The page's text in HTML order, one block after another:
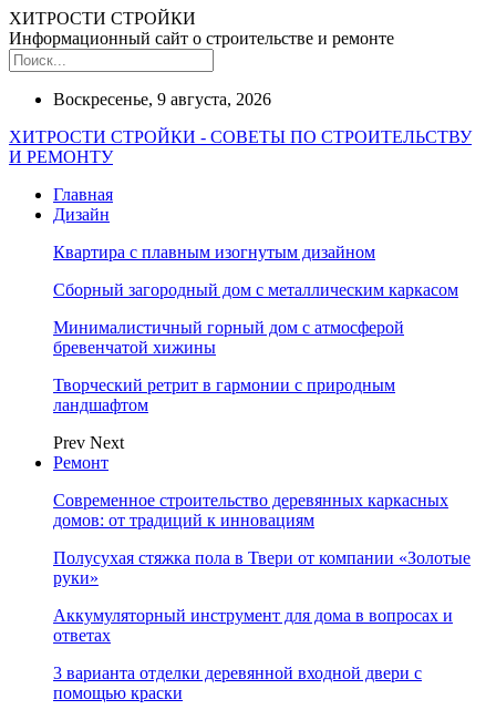
ХИТРОСТИ СТРОЙКИ
Информационный сайт о строительстве и ремонте
Воскресенье, 9 августа, 2026
ХИТРОСТИ СТРОЙКИ - СОВЕТЫ ПО СТРОИТЕЛЬСТВУ
И РЕМОНТУ
Главная
Дизайн
Квартира с плавным изогнутым дизайном
Сборный загородный дом с металлическим каркасом
Минималистичный горный дом с атмосферой
бревенчатой хижины
Творческий ретрит в гармонии с природным
ландшафтом
Prev Next
Ремонт
Современное строительство деревянных каркасных
домов: от традиций к инновациям
Полусухая стяжка пола в Твери от компании «Золотые
руки»
Аккумуляторный инструмент для дома в вопросах и
ответах
3 варианта отделки деревянной входной двери с
помощью краски